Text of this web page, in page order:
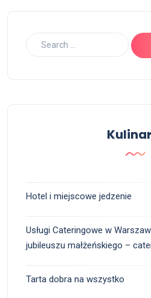
Hotel i miejscowe jedzenie
Usługi Cateringowe w
jubileuszu małżeńskiego –
Tarta dobra na wszystko